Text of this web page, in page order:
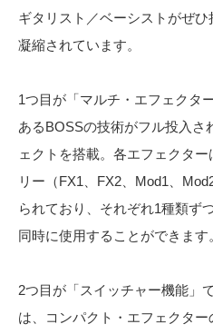
ギタリスト／ベーシストがぜ
凝縮されています。
1つ目が「マルチ・エフェクタ
あるBOSSの技術がフル投入さ
ェクトを搭載。各エフェクタ
リー（FX1、FX2、Mod1、
られており、それぞれ1種類ず
同時に使用することができます
2つ目が「スイッチャー機能」
は、コンパクト・エフェクタ